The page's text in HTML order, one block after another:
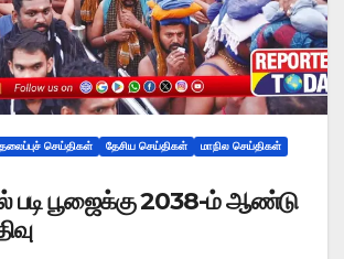
தலைப்புச் செய்திகள் தேசிய செய்திகள்
மாநில செய்திகள்
படி பூஜைக்கு 2038-ம் ஆண்டு